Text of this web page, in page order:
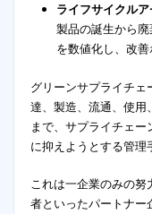
ライフサイクル
製品の誕生から
を数値化し、改善
グリーンサプライチ
達、製造、流通、使用
まで、サプライチェ
に抑えようとする管理
これは一企業のみの
者といったパートナ